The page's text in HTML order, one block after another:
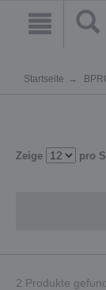
Startseite
Zeige pro
2 Produkte